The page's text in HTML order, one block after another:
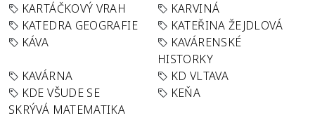
KARTÁČKOVÝ VRAH
KARVINÁ
KATEDRA GEOGRAFIE
KATEŘINA ŽEJDLOVÁ
KÁVA
KAVÁRENSKÉ
HISTORKY
KAVÁRNA
KD VLTAVA
KDE VŠUDE SE
SKRÝVÁ MATEMATIKA
KEŇA